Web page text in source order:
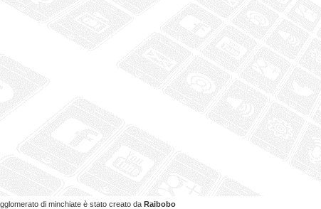
di minchiate è stato creato da Raibobo